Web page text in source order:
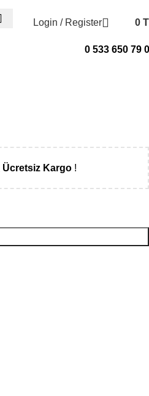
Login / Register 0
0 533 650 79
Ücretsiz Kargo !